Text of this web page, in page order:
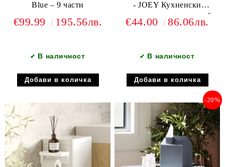
Blue – 9 части
€99.99 195.56лв.
✔ В наличност
- JOEY Кухненски
диспенсър с място за гъба
+ UDRY Сгъваем
€44.00 86.06лв.
✔ В наличност
-20%